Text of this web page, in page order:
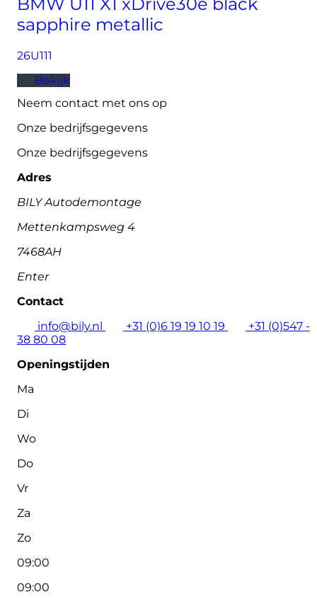
sapphire metallic
26U111
Bekijk
Neem contact met ons op
Onze bedrijfsgegevens
Onze bedrijfsgegevens
Adres
BILY Autodemontage
Mettenkampsweg 4
7468AH
Enter
Contact
info@bily.nl
+31 (0)6 19 19 10 19
+31 (0)547 -
38 80 08
Openingstijden
Ma
Di
Wo
Do
Vr
Za
Zo
09:00
09:00